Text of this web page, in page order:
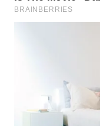
BINJAI